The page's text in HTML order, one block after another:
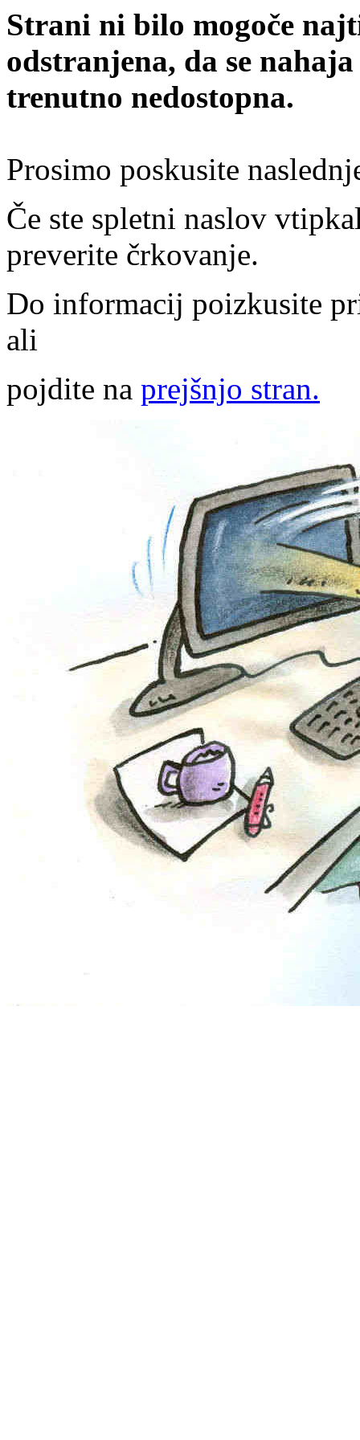
Strani ni bilo mogoče
odstranjena, da se
trenutno nedostopna.
Prosimo poskusite
Če ste spletni naslov
preverite črkovanje.
Do informacij poizkusite
ali
pojdite na prejšnjo stran.